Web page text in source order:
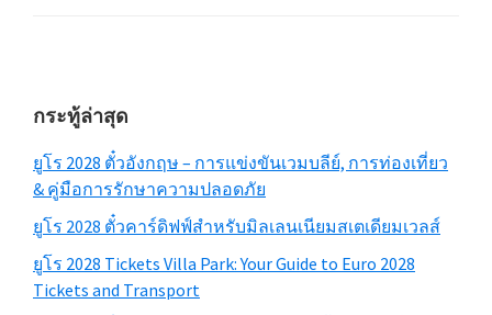
แถบ
ด้าน
ข้าง
หลัก
กระทู้ล่าสุด
ยูโร 2028 ตั๋วอังกฤษ – การแข่งขันเวมบลีย์, การท่องเที่ยว
& คู่มือการรักษาความปลอดภัย
ยูโร 2028 ตั๋วคาร์ดิฟฟ์สำหรับมิลเลนเนียมสเตเดียมเวลส์
ยูโร 2028 Tickets Villa Park:Your Guide to Euro 2028
Tickets and Transport